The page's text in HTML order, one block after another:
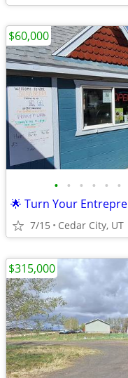
• • • • • •
🌟 Turn Your
7/15 Cedar City, UT
$60,000
$315,000